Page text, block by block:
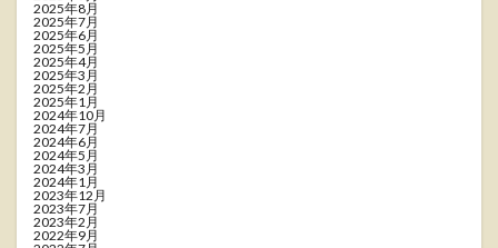
2025年8月
2025年7月
2025年6月
2025年5月
2025年4月
2025年3月
2025年2月
2025年1月
2024年10月
2024年7月
2024年6月
2024年5月
2024年3月
2024年1月
2023年12月
2023年7月
2023年2月
2022年9月